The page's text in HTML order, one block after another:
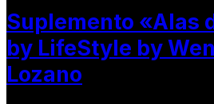
Suplemento «Alas
by LifeStyle by
Lozano